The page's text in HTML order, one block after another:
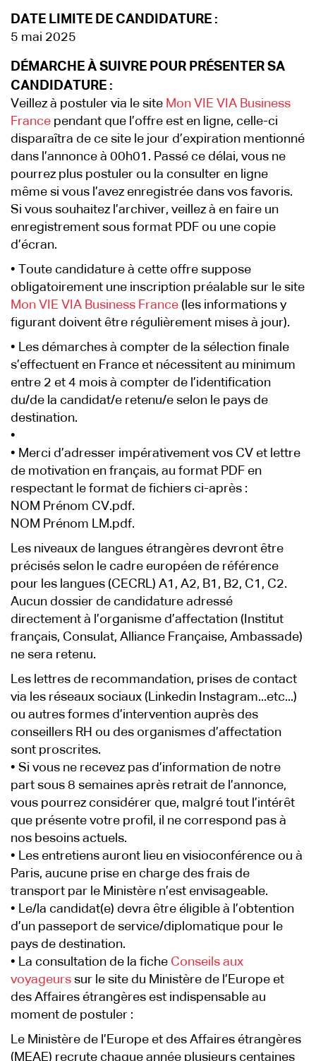
DATE LIMITE DE CANDIDATURE :
5 mai 2025
DÉMARCHE À SUIVRE POUR PRÉSENTER SA
CANDIDATURE :
Veillez à postuler via le site Mon VIE VIA Business
France pendant que l’offre est en ligne, celle-ci
disparaîtra de ce site le jour d’expiration mentionné
dans l’annonce à 00h01. Passé ce délai, vous ne
pourrez plus postuler ou la consulter en ligne
même si vous l’avez enregistrée dans vos favoris.
Si vous souhaitez l’archiver, veillez à en faire un
enregistrement sous format PDF ou une copie
d’écran.
• Toute candidature à cette offre suppose
obligatoirement une inscription préalable sur le site
Mon VIE VIA Business France (les informations y
figurant doivent être régulièrement mises à jour).
• Les démarches à compter de la sélection finale
s’effectuent en France et nécessitent au minimum
entre 2 et 4 mois à compter de l’identification
du/de la candidat/e retenu/e selon le pays de
destination.
•
• Merci d’adresser impérativement vos CV et lettre
de motivation en français, au format PDF en
respectant le format de fichiers ci-après :
NOM Prénom CV.pdf.
NOM Prénom LM.pdf.
Les niveaux de langues étrangères devront être
précisés selon le cadre européen de référence
pour les langues (CECRL) A1, A2, B1, B2, C1, C2.
Aucun dossier de candidature adressé
directement à l’organisme d’affectation (Institut
français, Consulat, Alliance Française, Ambassade)
ne sera retenu.
Les lettres de recommandation, prises de contact
via les réseaux sociaux (Linkedin Instagram...etc...)
ou autres formes d’intervention auprès des
conseillers RH ou des organismes d’affectation
sont proscrites.
• Si vous ne recevez pas d’information de notre
part sous 8 semaines après retrait de l’annonce,
vous pourrez considérer que, malgré tout l’intérêt
que présente votre profil, il ne correspond pas à
nos besoins actuels.
• Les entretiens auront lieu en visioconférence ou à
Paris, aucune prise en charge des frais de
transport par le Ministère n’est envisageable.
• Le/la candidat(e) devra être éligible à l’obtention
d’un passeport de service/diplomatique pour le
pays de destination.
• La consultation de la fiche Conseils aux
voyageurs sur le site du Ministère de l’Europe et
des Affaires étrangères est indispensable au
moment de postuler :
Le Ministère de l’Europe et des Affaires étrangères
(MEAE) recrute chaque année plusieurs centaines